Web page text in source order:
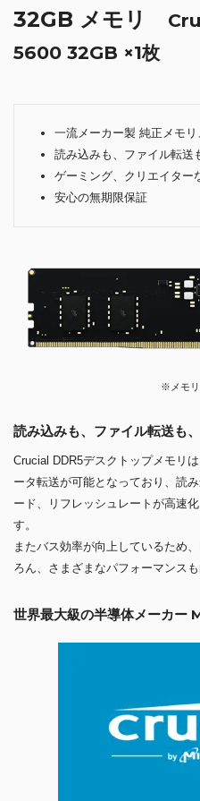
32GB メモリ
5600 32GB ×1枚
一流メーカー製 純正メモ
読み込みも、ファイル転送
ゲーミング、クリエイター
安心の無期限保証
※メモリ
読み込みも、ファイル転送も
Crucial DDR5デスクトップメモリ
ータ転送が可能となっており、読
ード、リフレッシュレートが高速
す。
またバス効率が向上しているため
ろん、さまざまなパフォーマンスも
世界最大級の半導体メーカー